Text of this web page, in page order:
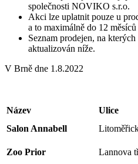
společnosti NOVIKO s.r.o.
Akci lze uplatnit pouze u
a to maximálně do 12
Seznam prodejen, na
aktualizován níže.
V Brně dne 1.8.2022
Název Ulice
Salon Annabell
Zoo Prior Lannova